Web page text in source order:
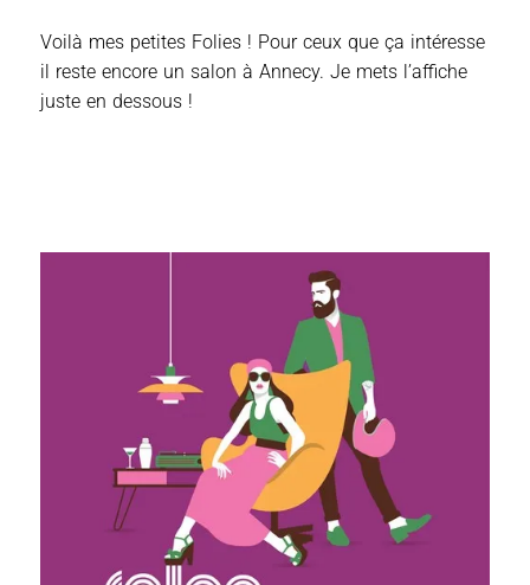
Voilà mes petites Folies ! Pour ceux que ça intéresse
il reste encore un salon à Annecy. Je mets l’affiche
juste en dessous !